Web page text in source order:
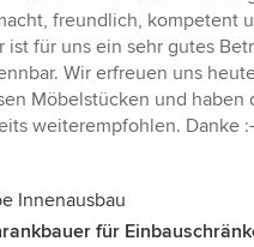
freundlich, kompetent
ist für uns ein sehr gutes
Wir erfreuen uns
Möbelstücken und haben
weiterempfohlen. Danke
Innenausbau
für